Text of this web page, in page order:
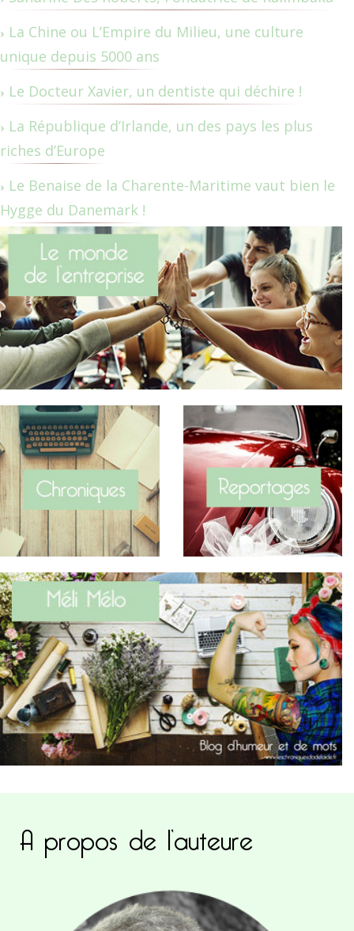
La Chine ou L’Empire du Milieu, une culture
unique depuis 5000 ans
Le Docteur Xavier, un dentiste qui déchire !
La République d’Irlande, un des pays les plus
riches d’Europe
Le Benaise de la Charente-Maritime vaut bien le
Hygge du Danemark !
A propos de l’auteure